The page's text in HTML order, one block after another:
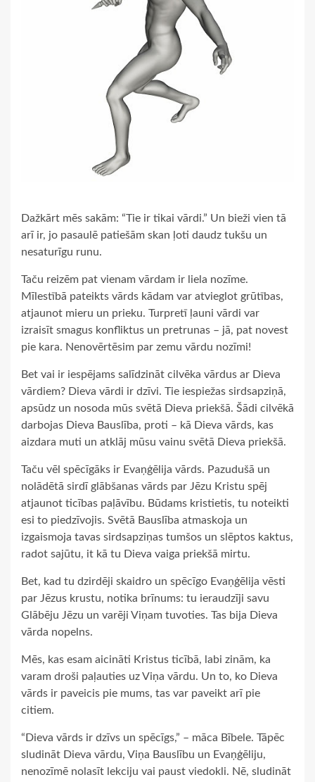
Dažkārt mēs sakām: “Tie ir tikai vārdi.” Un bieži vien tā
arī ir, jo pasaulē patiešām skan ļoti daudz tukšu un
nesaturīgu runu.
Taču reizēm pat vienam vārdam ir liela nozīme.
Mīlestībā pateikts vārds kādam var atvieglot grūtības,
atjaunot mieru un prieku. Turpretī ļauni vārdi var
izraisīt smagus konfliktus un pretrunas – jā, pat novest
pie kara. Nenovērtēsim par zemu vārdu nozīmi!
Bet vai ir iespējams salīdzināt cilvēka vārdus ar Dieva
vārdiem? Dieva vārdi ir dzīvi. Tie iespiežas sirdsapziņā,
apsūdz un nosoda mūs svētā Dieva priekšā. Šādi cilvēkā
darbojas Dieva Bauslība, proti – kā Dieva vārds, kas
aizdara muti un atklāj mūsu vainu svētā Dieva priekšā.
Taču vēl spēcīgāks ir Evaņģēlija vārds. Pazudušā un
nolādētā sirdī glābšanas vārds par Jēzu Kristu spēj
atjaunot ticības paļāvību. Būdams kristietis, tu noteikti
esi to piedzīvojis. Svētā Bauslība atmaskoja un
izgaismoja tavas sirdsapziņas tumšos un slēptos kaktus,
radot sajūtu, it kā tu Dieva vaiga priekšā mirtu.
Bet, kad tu dzirdēji skaidro un spēcīgo Evaņģēlija vēsti
par Jēzus krustu, notika brīnums: tu ieraudzīji savu
Glābēju Jēzu un varēji Viņam tuvoties. Tas bija Dieva
vārda nopelns.
Mēs, kas esam aicināti Kristus ticībā, labi zinām, ka
varam droši paļauties uz Viņa vārdu. Un to, ko Dieva
vārds ir paveicis pie mums, tas var paveikt arī pie
citiem.
“Dieva vārds ir dzīvs un spēcīgs,” – māca Bībele. Tāpēc
sludināt Dieva vārdu, Viņa Bauslību un Evaņģēliju,
nenozīmē nolasīt lekciju vai paust viedokli. Nē, sludināt